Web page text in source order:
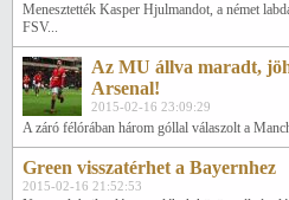
Menesztették Kasper Hjulmandot, a német
FSV...
Az MU állva maradt,
Arsenal!
2015-02-16 23:09:29
A záró félórában három góllal válaszolt a
Green visszatérhet a Bayernhez
2015-02-16 21:52:53